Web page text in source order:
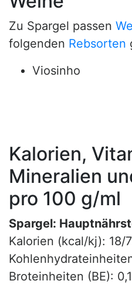
Zu Spargel passen
folgenden Rebsorten
Viosinho
Kalorien,
Mineralien
pro 100 g/ml
Spargel:
Kalorien (kcal/kj): 18/
Broteinheiten (BE):